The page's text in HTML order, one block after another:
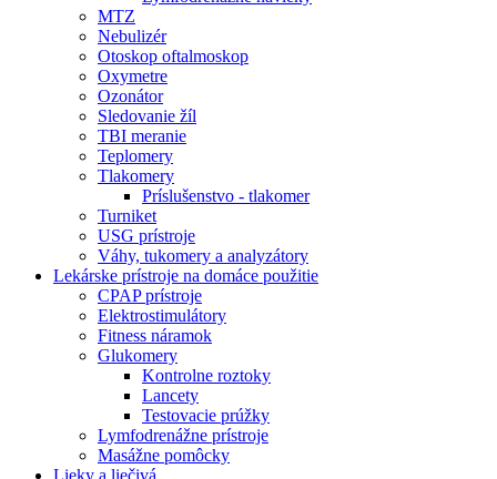
MTZ
Nebulizér
Otoskop oftalmoskop
Oxymetre
Ozonátor
Sledovanie žíl
TBI meranie
Teplomery
Tlakomery
Príslušenstvo - tlakomer
Turniket
USG prístroje
Váhy, tukomery a analyzátory
Lekárske prístroje na domáce použitie
CPAP prístroje
Elektrostimulátory
Fitness náramok
Glukomery
Kontrolne roztoky
Lancety
Testovacie prúžky
Lymfodrenážne prístroje
Masážne pomôcky